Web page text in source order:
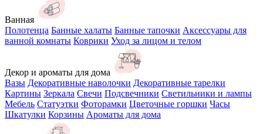
Ванная
Полотенца Банные халаты Банные тапочки Аксессуары для
ванной комнаты Коврики Уход за лицом и телом
Декор и ароматы для дома
Вазы Декоративные наволочки Декоративные тарелки
Картины Зеркала Свечи Подсвечники Светильники и лампы
Мебель Статуэтки Фоторамки Цветочные горшки Часы
Шкатулки Корзины Ароматы для дома